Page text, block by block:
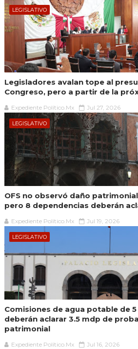
LEGISLATIVO
Legisladores avalan tope al
Congreso, pero a partir de la
Expediente Político.Mx Jul 27, 2026
LEGISLATIVO
OFS no observó daño
pero 8 dependencias deberán
Expediente Político.Mx Jul 19, 2026
LEGISLATIVO
Comisiones de agua potable de
deberán aclarar 3.5 mdp de
patrimonial
Expediente Político.Mx Jul 16, 2026